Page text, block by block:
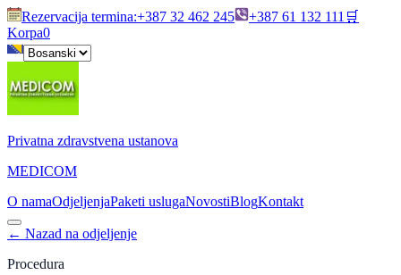
Rezervacija termina:+387 32 462 245 +387 61 132 111 🛒
Korpa0
Privatna zdravstvena ustanova
MEDICOM
O namaOdjeljenjaPaketi uslugaNovostiBlogKontakt
← Nazad na odjeljenje
Procedura